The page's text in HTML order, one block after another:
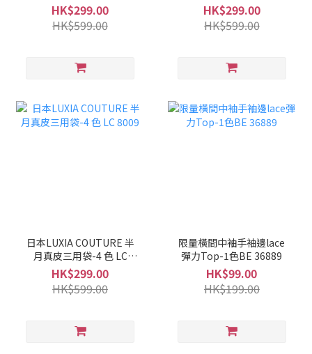
HK$299.00
HK$599.00
HK$299.00
HK$599.00
日本LUXIA COUTURE 半
月真皮三用袋-4 色 LC
8009
HK$299.00
HK$599.00
限量橫間中袖手袖邊lace
彈力Top-1色BE 36889
HK$99.00
HK$199.00